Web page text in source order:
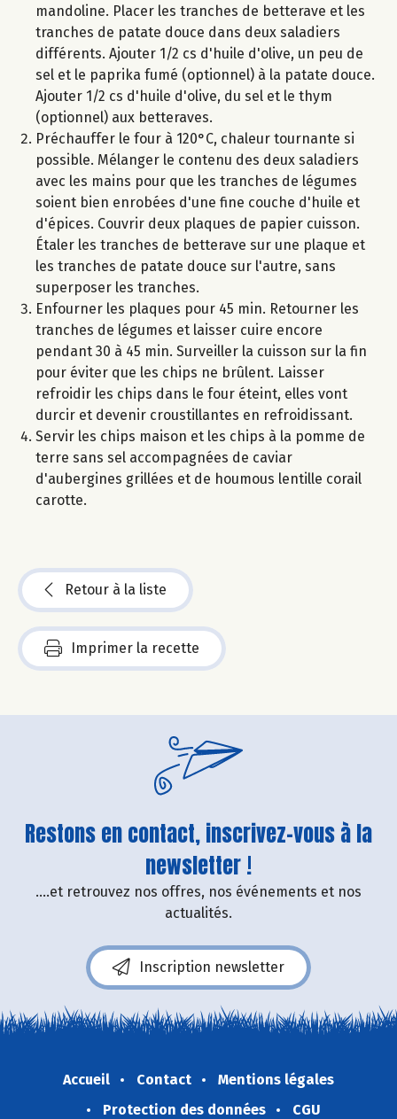
mandoline. Placer les tranches de betterave et les
tranches de patate douce dans deux saladiers
différents. Ajouter 1/2 cs d'huile d'olive, un peu de
sel et le paprika fumé (optionnel) à la patate douce.
Ajouter 1/2 cs d'huile d'olive, du sel et le thym
(optionnel) aux betteraves.
Préchauffer le four à 120°C, chaleur tournante si
possible. Mélanger le contenu des deux saladiers
avec les mains pour que les tranches de légumes
soient bien enrobées d'une fine couche d'huile et
d'épices. Couvrir deux plaques de papier cuisson.
Étaler les tranches de betterave sur une plaque et
les tranches de patate douce sur l'autre, sans
superposer les tranches.
Enfourner les plaques pour 45 min. Retourner les
tranches de légumes et laisser cuire encore
pendant 30 à 45 min. Surveiller la cuisson sur la fin
pour éviter que les chips ne brûlent. Laisser
refroidir les chips dans le four éteint, elles vont
durcir et devenir croustillantes en refroidissant.
Servir les chips maison et les chips à la pomme de
terre sans sel accompagnées de caviar
d'aubergines grillées et de houmous lentille corail
carotte.
Retour à la liste
Imprimer la recette
Restons en contact, inscrivez-vous à la
newsletter !
....et retrouvez nos offres, nos événements et nos
actualités.
Inscription newsletter
Accueil Contact
Mentions légales
Protection des données
CGU